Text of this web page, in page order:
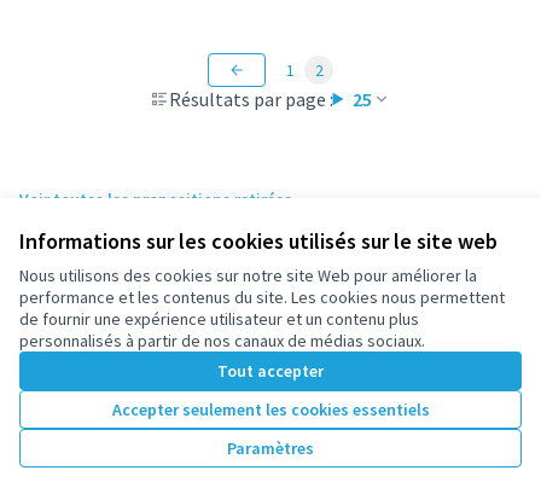
Informations sur les cookies utilisés sur le site web
Nous utilisons des cookies sur notre site Web pour améliorer la
performance et les contenus du site. Les cookies nous permettent
de fournir une expérience utilisateur et un contenu plus
personnalisés à partir de nos canaux de médias sociaux.
Tout accepter
Accepter seulement les cookies essentiels
Paramètres
Résultats par page : 25
1 2
Voir toutes les propositions retirées
Conditions d'utilisation
Paramètres des cookies
participez.nanterre.fr sur X
(Lien externe)
participez.nanterre.fr sur Facebook
participez.nanterre.fr sur Instagram
participez.nanterre.fr sur YouTube
(Lien externe)
participez.nanterre.fr sur GitHub
(Lien externe)
Site réalisé grâce aulogiciel libre Decidim .
Licence
(Lien